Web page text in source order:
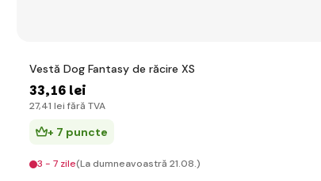
Vestă Dog Fantasy de răcire XS
33,16 lei
27,41 lei fără TVA
+ 7 puncte
3 - 7 zile(La dumneavoastră 21.08.)